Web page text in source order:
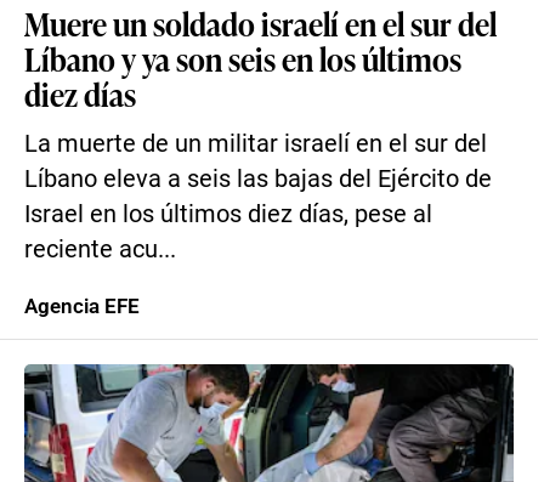
Muere un soldado israelí en el sur del
Líbano y ya son seis en los últimos
diez días
La muerte de un militar israelí en el sur del
Líbano eleva a seis las bajas del Ejército de
Israel en los últimos diez días, pese al
reciente acu...
Agencia EFE